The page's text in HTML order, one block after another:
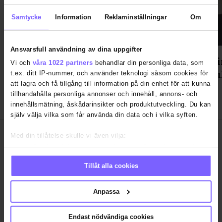
Samtycke Information Reklaminställningar Om
Ansvarsfull användning av dina uppgifter
Vi och våra 1022 partners behandlar din personliga data, som
t.ex. ditt IP-nummer, och använder teknologi såsom cookies för
att lagra och få tillgång till information på din enhet för att kunna
tillhandahålla personliga annonser och innehåll, annons- och
innehållsmätning, åskådarinsikter och produktutveckling. Du kan
själv välja vilka som får använda din data och i vilka syften.
Med din tillåtelse skulle vi även vilja:
Samla in information om din geografiska plats som kan
ha en noggrannhet på upp till flera meter
Identifiera din enhet genom att aktivt skanna den för
specifika kännetecken (fingeravtryck)
Ta reda på mer om hur dina personliga uppgifter behandlas och
ställ in dina preferenser idetaljsektionen. Du kan ändra eller
Tillåt alla cookies
Anpassa
Endast nödvändiga cookies
Gondolenhuset fixade After
Parade-fest med mingel, mat och
dans
SAMHÄLLE
LIVSSTIL
ANNONSERA
OM OSS
VANLIGA FRÅGOR OCH SVAR